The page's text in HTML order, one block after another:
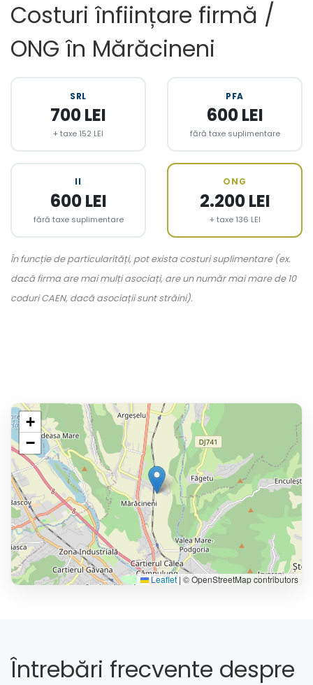
Costuri înființare firmă /
ONG în Mărăcineni
SRL
700 LEI
+ taxe 152 LEI
PFA
600 LEI
fără taxe suplimentare
II
600 LEI
fără taxe suplimentare
ONG
2.200 LEI
+ taxe 136 LEI
În funcție de particularități, pot exista costuri suplimentare (ex.
dacă firma are mai mulți asociați, are un număr mai mare de 10
coduri CAEN, dacă asociații sunt străini).
+
−
Leaflet | © OpenStreetMap contributors
Întrebări frecvente despre